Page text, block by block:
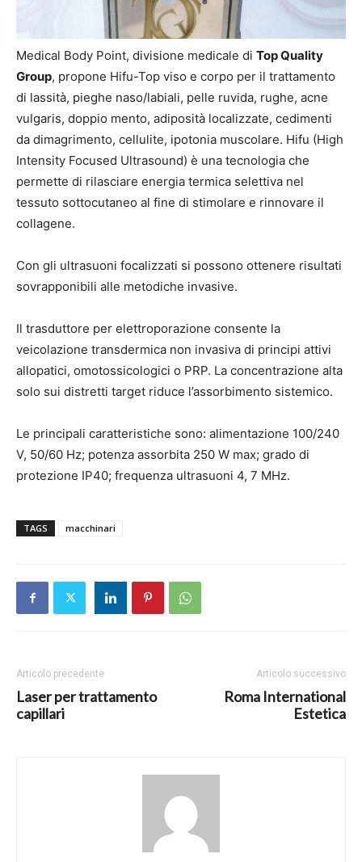
Medical Body Point, divisione medicale di Top Quality
Group, propone Hifu-Top viso e corpo per il trattamento
di lassità, pieghe naso/labiali, pelle ruvida, rughe, acne
vulgaris, doppio mento, adiposità localizzate, cedimenti
da dimagrimento, cellulite, ipotonia muscolare. Hifu (High
Intensity Focused Ultrasound) è una tecnologia che
permette di rilasciare energia termica selettiva nel
tessuto sottocutaneo al fine di stimolare e rinnovare il
collagene.
Con gli ultrasuoni focalizzati si possono ottenere risultati
sovrapponibili alle metodiche invasive.
Il trasduttore per elettroporazione consente la
veicolazione transdermica non invasiva di principi attivi
allopatici, omotossicologici o PRP. La concentrazione alta
solo sui distretti target riduce l’assorbimento sistemico.
Le principali caratteristiche sono: alimentazione 100/240
V, 50/60 Hz; potenza assorbita 250 W max; grado di
protezione IP40; frequenza ultrasuoni 4, 7 MHz.
TAGS macchinari
Articolo precedente
Laser per trattamento
capillari
Articolo successivo
Roma International
Estetica